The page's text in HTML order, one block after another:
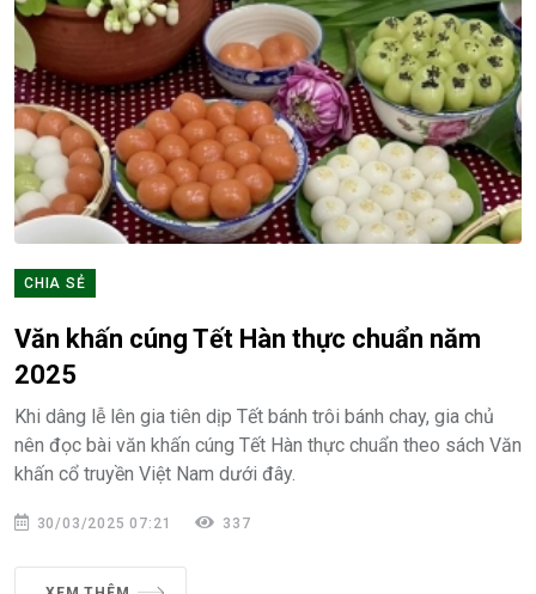
CHIA SẺ
Văn khấn cúng Tết Hàn thực chuẩn năm
2025
Khi dâng lễ lên gia tiên dịp Tết bánh trôi bánh chay, gia chủ
nên đọc bài văn khấn cúng Tết Hàn thực chuẩn theo sách Văn
khấn cổ truyền Việt Nam dưới đây.
30/03/2025 07:21 337